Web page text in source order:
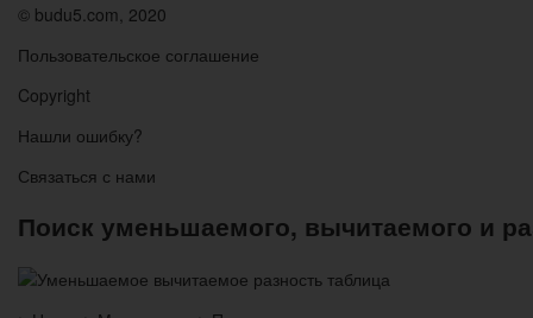
© budu5.com, 2020
Пользовательское соглашение
Copyright
Нашли ошибку?
Связаться с нами
Поиск уменьшаемого, вычитаемого и